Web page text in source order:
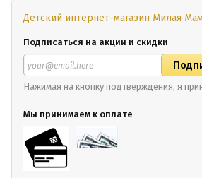
Детский интернет-магазин Милая
Подписаться на акции и скидки
Нажимая на кнопку подтверждения, я
Мы принимаем к оплате